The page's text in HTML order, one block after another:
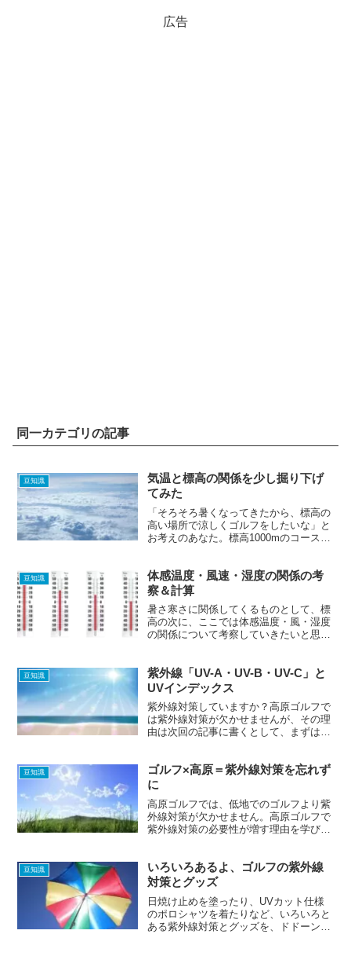
広告
同一カテゴリの記事
豆知識
気温と標高の関係を少し掘り下げ
てみた
「そろそろ暑くなってきたから、標高の
高い場所で涼しくゴルフをしたいな」と
お考えのあなた。標高1000mのコースで
豆知識
体感温度・風速・湿度の関係の考
察＆計算
暑さ寒さに関係してくるものとして、標
高の次に、ここでは体感温度・風・湿度
の関係について考察していきたいと思い
豆知識
紫外線「UV-A・UV-B・UV-C」と
UVインデックス
紫外線対策していますか？高原ゴルフで
は紫外線対策が欠かせませんが、その理
由は次回の記事に書くとして、まずは紫
豆知識
ゴルフ×高原＝紫外線対策を忘れず
に
高原ゴルフでは、低地でのゴルフより紫
外線対策が欠かせません。高原ゴルフで
紫外線対策の必要性が増す理由を学びま
豆知識
いろいろあるよ、ゴルフの紫外線
対策とグッズ
日焼け止めを塗ったり、UVカット仕様
のポロシャツを着たりなど、いろいろと
ある紫外線対策とグッズを、ドドーンと